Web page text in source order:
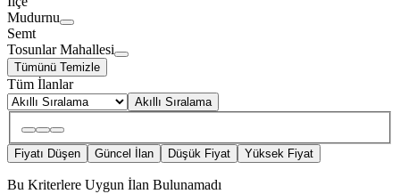
Mudurnu
Semt
Tosunlar Mahallesi
Tümünü Temizle
Tüm İlanlar
Akıllı Sıralama
Fiyatı Düşen Güncel İlan Düşük Fiyat Yüksek Fiyat
Bu Kriterlere Uygun İlan Bulunamadı